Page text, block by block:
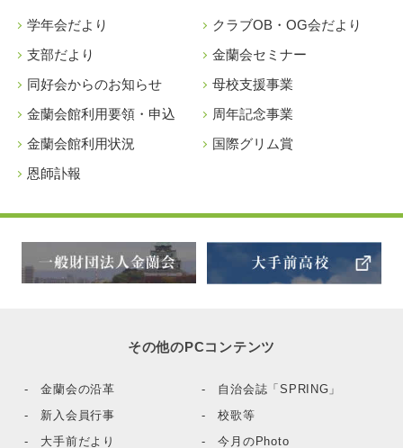
学年会だより
支部だより
同好会からのお知らせ
金蘭会館利用要領・申込
金蘭会館利用状況
恩師訃報
クラブOB・OG会だより
金蘭会セミナー
母校支援事業
周年記念事業
国際グリム賞
その他のPCコンテンツ
- 金蘭会の沿革
- 新入会員行事
- 大手前だより
- 自治会誌「SPRING」
- 校歌等
- 今月のPhoto